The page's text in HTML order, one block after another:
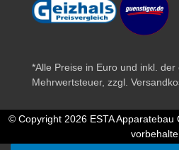
*Alle Preise in Euro und inkl. der
Mehrwertsteuer, zzgl.
© Copyright 2026 ESTA Apparatebau